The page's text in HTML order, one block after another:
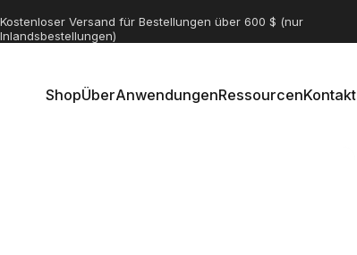
Wir versenden Thunderbolt-Schlösser weltweit
ShopÜberAnwendungenRessourcenKontakt